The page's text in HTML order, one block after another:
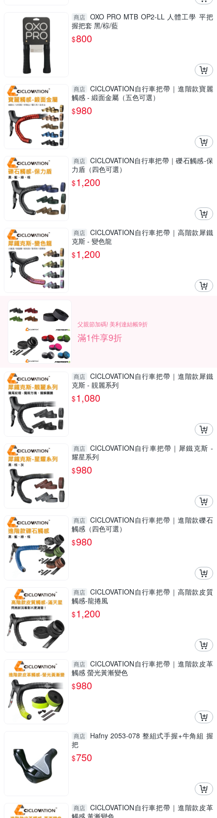
商店 OXO PRO MTB OP2-LL 人體工學 平把
握把套 黑/棕/藍
$800
商店 CICLOVATION自行車把帶｜進階款寶麗
觸感 - 緞面金屬（五色可選）
$980
商店 CICLOVATION自行車把帶｜礫石觸感-保
力盾（四色可選）
$1,200
商店 CICLOVATION自行車把帶｜高階款犀鐵
克斯 - 變色龍
$1,200
父親節加碼! 美利達結帳9折
滿1件享9折
商店 CICLOVATION自行車把帶｜進階款犀鐵
克斯 - 靚麗系列
$1,080
商店 CICLOVATION自行車把帶｜犀鐵克斯 -
耀星系列
$980
商店 CICLOVATION自行車把帶｜進階款礫石
觸感（四色可選）
$980
商店 CICLOVATION自行車把帶｜高階款皮質
觸感-龍捲風
$1,200
商店 CICLOVATION自行車把帶｜進階款皮革
觸感 螢光黃漸變色
$980
商店
Hafny 2053-078 整組式手握+牛角組 握
把
$750
商店 CICLOVATION自行車把帶｜進階款皮革